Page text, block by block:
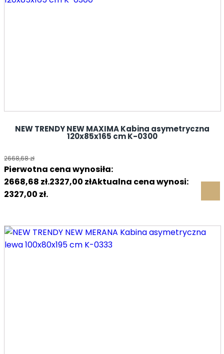
NEW TRENDY NEW MAXIMA Kabina asymetryczna
120x85x165 cm K-0300
2668,68zł
Pierwotna cena wynosiła:
2668,68 zł.2327,00 złAktualna cena wynosi:
2327,00 zł.